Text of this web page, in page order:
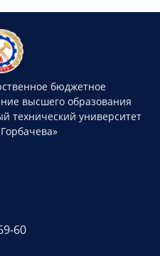
бюджетное
высшего образования
технический университет
60